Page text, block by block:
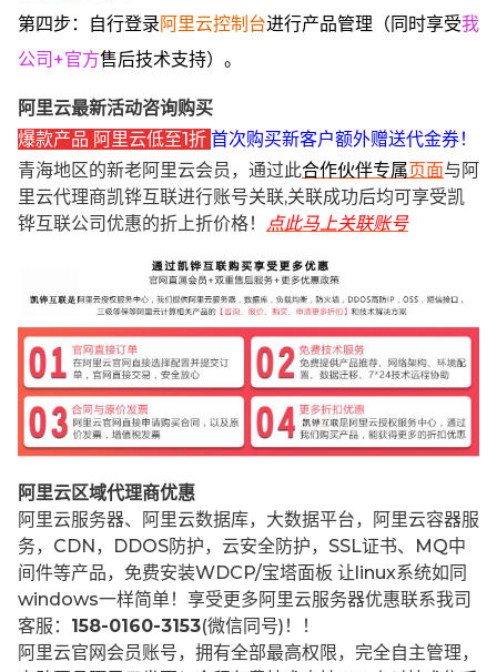
第四步：自行登录阿里云控制台进行产品管理（同时享受我
公司+官方售后技术支持）。
阿里云最新活动咨询购买
爆款产品 阿里云低至1折 首次购买新客户额外赠送代金券！
青海地区的新老阿里云会员，通过此合作伙伴专属页面与阿
里云代理商凯铧互联进行账号关联,关联成功后均可享受凯
铧互联公司优惠的折上折价格！
点此马上关联账号
阿里云区域代理商优惠
阿里云服务器、阿里云数据库，大数据平台，阿里云容器服
务，CDN，DDOS防护，云安全防护，SSL证书、MQ中
间件等产品，免费安装WDCP/宝塔面板 让 linux系统如同
windows一样简单！享受更多阿里云服务器优惠联系我司
客服： 158-0160-3153(微信同号)！！
阿里云官网会员账号，拥有全部最高权限，完全自主管理，